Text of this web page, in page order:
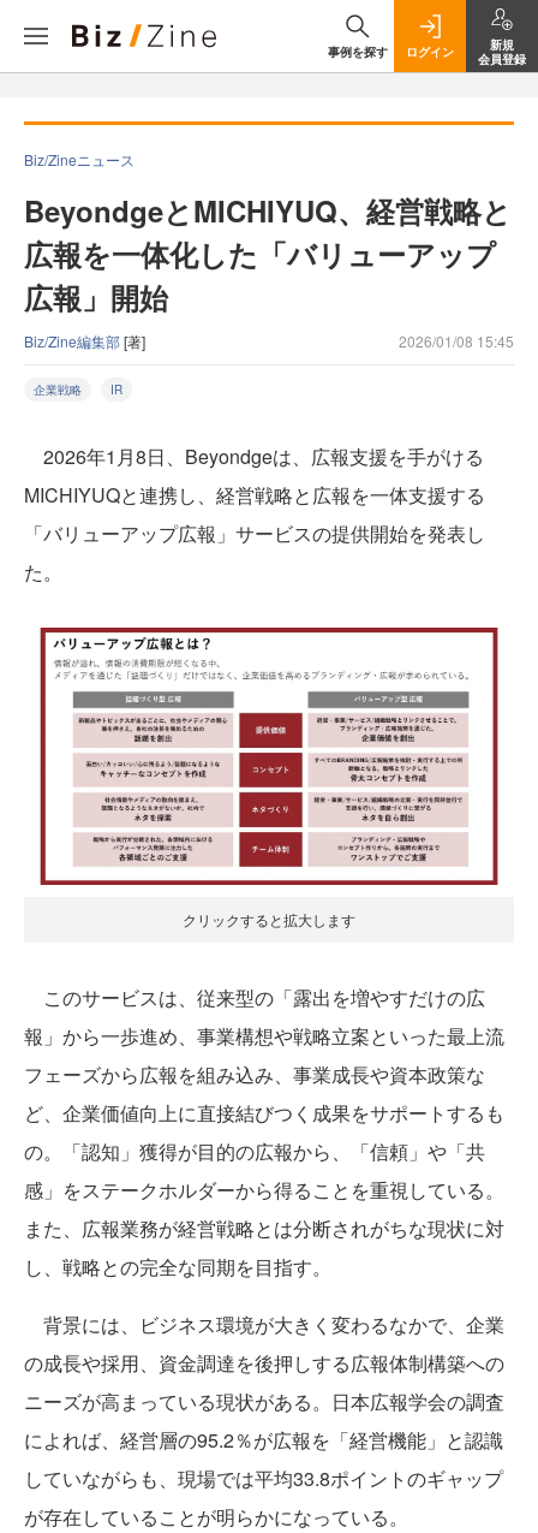
事例を探す ログイン
新規
会員登録
Biz/Zineニュース
BeyondgeとMICHIYUQ、経営戦略と
広報を一体化した「バリューアップ
広報」開始
Biz/Zine編集部[著] 2026/01/08 15:45
企業戦略 IR
2026年1月8日、Beyondgeは、広報支援を手がける
MICHIYUQと連携し、経営戦略と広報を一体支援する
「バリューアップ広報」サービスの提供開始を発表し
た。
クリックすると拡大します
このサービスは、従来型の「露出を増やすだけの広
報」から一歩進め、事業構想や戦略立案といった最上流
フェーズから広報を組み込み、事業成長や資本政策な
ど、企業価値向上に直接結びつく成果をサポートするも
の。「認知」獲得が目的の広報から、「信頼」や「共
感」をステークホルダーから得ることを重視している。
また、広報業務が経営戦略とは分断されがちな現状に対
し、戦略との完全な同期を目指す。
背景には、ビジネス環境が大きく変わるなかで、企業
の成長や採用、資金調達を後押しする広報体制構築への
ニーズが高まっている現状がある。日本広報学会の調査
によれば、経営層の95.2％が広報を「経営機能」と認識
していながらも、現場では平均33.8ポイントのギャップ
が存在していることが明らかになっている。